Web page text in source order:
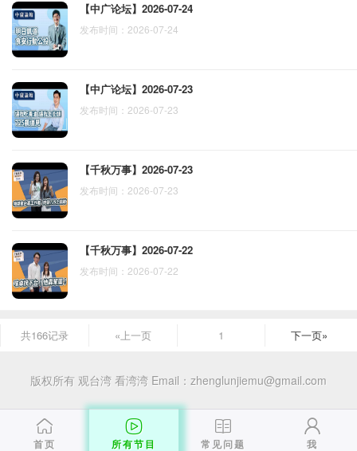
【中广论坛】2026-07-24
发布时间：2026-07-24
【中广论坛】2026-07-23
发布时间：2026-07-23
【千秋万事】2026-07-23
发布时间：2026-07-23
【千秋万事】2026-07-22
发布时间：2026-07-22
共166记录 «上一页 1 下一页»
版权所有 观台湾 看湾湾 Email：zhenglunjiemu@gmail.com
首页 所有节目 常见问题 我